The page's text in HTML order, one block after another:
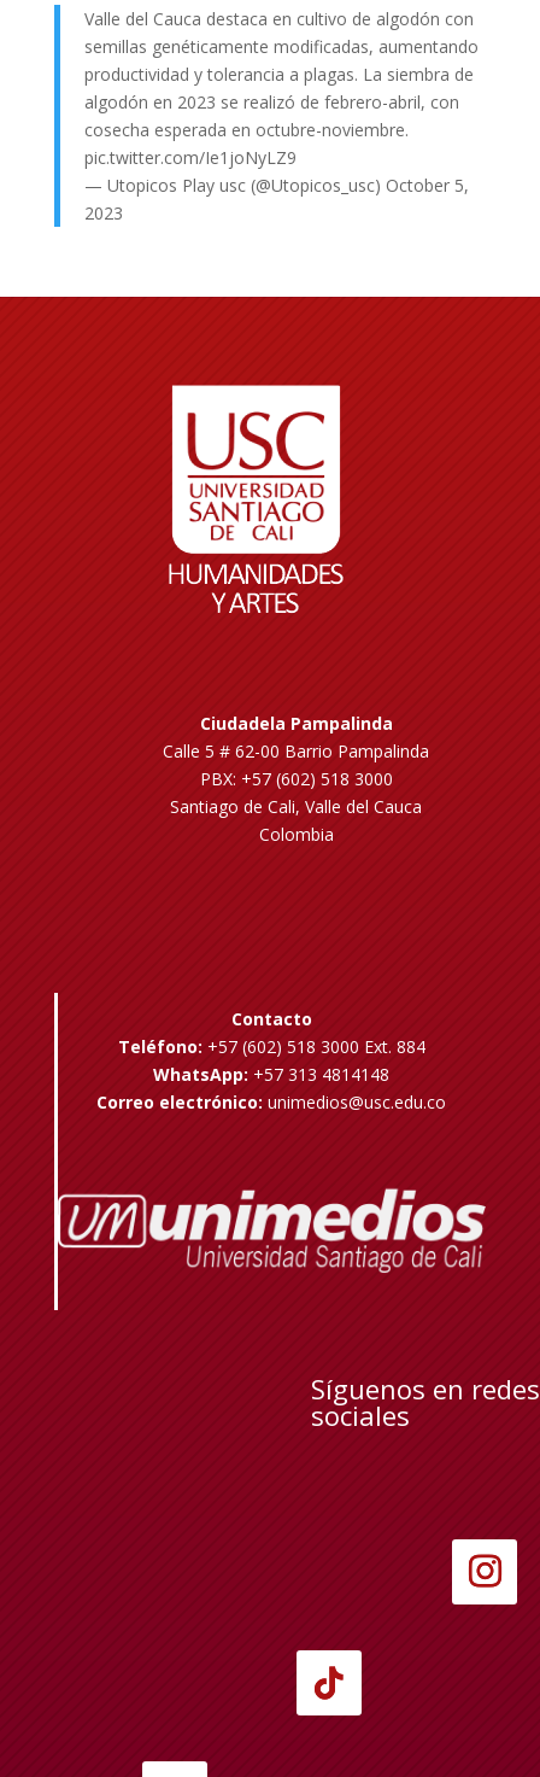
Valle del Cauca destaca en cultivo de algodón con
semillas genéticamente modificadas, aumentando
productividad y tolerancia a plagas. La siembra de
algodón en 2023 se realizó de febrero-abril, con
cosecha esperada en octubre-noviembre.
pic.twitter.com/Ie1joNyLZ9
— Utopicos Play usc (@Utopicos_usc) October 5,
2023
Ciudadela Pampalinda
Calle 5 # 62-00 Barrio Pampalinda
PBX: +57 (602) 518 3000
Santiago de Cali, Valle del Cauca
Colombia
Contacto
Teléfono: +57 (602) 518 3000 Ext. 884
WhatsApp: +57 313 4814148
Correo electrónico: unimedios@usc.edu.co
Síguenos en redes
sociales